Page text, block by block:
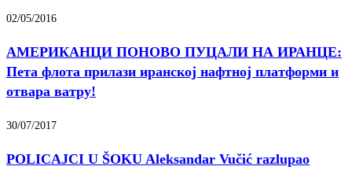
02/05/2016
АМЕРИКАНЦИ ПОНОВО ПУЦАЛИ НА ИРАНЦЕ:
Пета флота прилази иранској нафтној платформи и
отвара ватру!
30/07/2017
POLICAJCI U ŠOKU Aleksandar Vučić razlupao